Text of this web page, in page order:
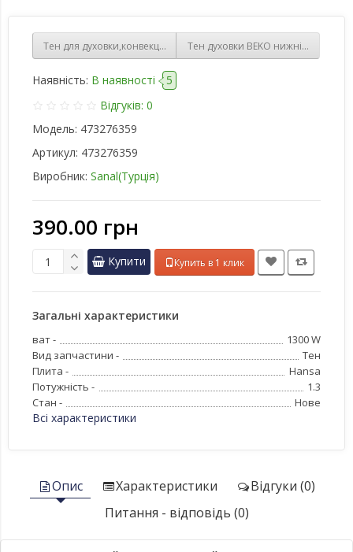
Тен для духовки,конвекція(Плита ARDO) турбо 2500 W
Тен духовки BEKO нижній, 1300W
Наявність: В наявності
5
Відгуків: 0
Модель: 473276359
Артикул: 473276359
Виробник: Sanal(Турція)
390.00 грн
Купити Купить в 1 клик
Загальні характеристики
ват -
1300 W
Вид запчастини -
Тен
Плита -
Hansa
Потужність -
1.3
Стан -
Нове
Всі характеристики
Опис Характеристики
Відгуки (0)
Питання - відповідь (0)